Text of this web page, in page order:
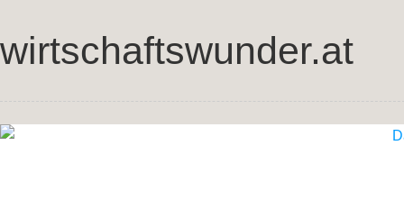
wirtschaftswunder.at